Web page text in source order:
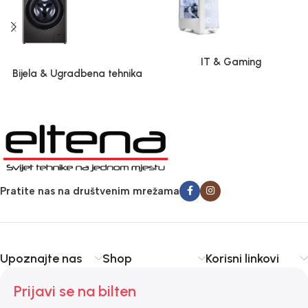
Bijela & Ugradbena tehnika
IT & Gaming
Pratite nas na društvenim mrežama
Upoznajte nas Shop Korisni linkovi
Prijavi se na bilten